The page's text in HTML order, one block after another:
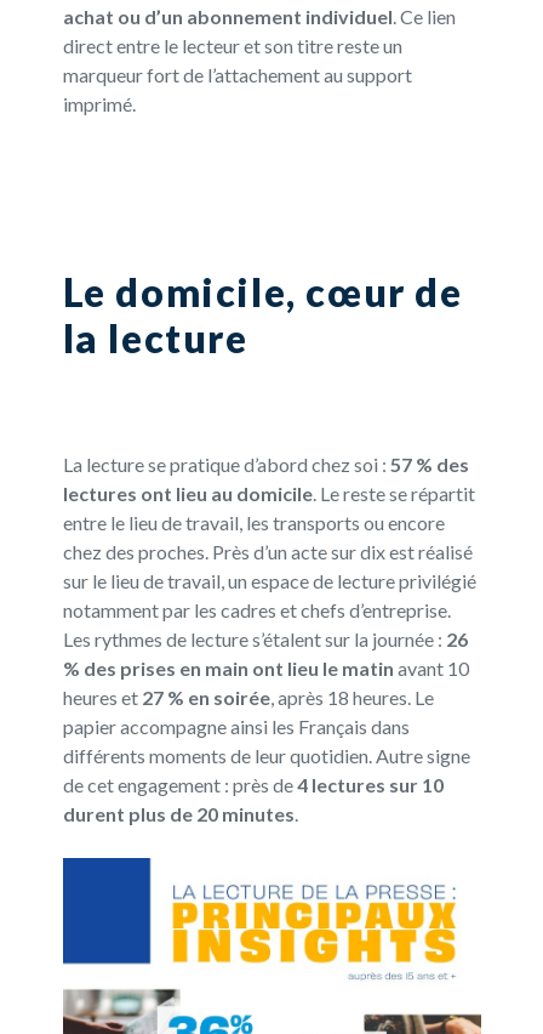
achat ou d’un abonnement individuel . Ce lien
direct entre le lecteur et son titre reste un
marqueur fort de l’attachement au support
imprimé.
Le domicile, cœur de
la lecture
La lecture se pratique d’abord chez soi : 57 % des
lectures ont lieu au domicile. Le reste se répartit
entre le lieu de travail, les transports ou encore
chez des proches. Près d’un acte sur dix est réalisé
sur le lieu de travail, un espace de lecture privilégié
notamment par les cadres et chefs d’entreprise.
Les rythmes de lecture s’étalent sur la journée : 26
% des prises en main ont lieu le matin avant 10
heures et 27 % en soirée, après 18 heures. Le
papier accompagne ainsi les Français dans
différents moments de leur quotidien. Autre signe
de cet engagement : près de4 lectures sur 10
durent plus de 20 minutes